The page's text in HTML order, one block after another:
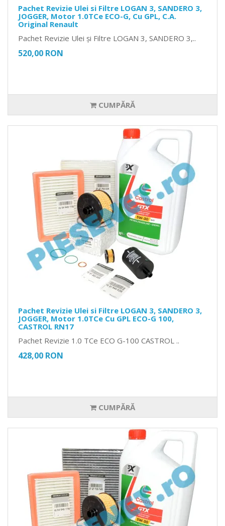
Pachet Revizie Ulei si Filtre LOGAN 3, SANDERO 3,
JOGGER, Motor 1.0TCe ECO-G, Cu GPL, C.A.
Original Renault
Pachet Revizie Ulei și Filtre LOGAN 3, SANDERO 3,..
520,00 RON
CUMPĂRĂ
Pachet Revizie Ulei si Filtre LOGAN 3, SANDERO 3,
JOGGER, Motor 1.0TCe Cu GPL ECO-G 100,
CASTROL RN17
Pachet Revizie 1.0 TCe ECO G-100 CASTROL ..
428,00 RON
CUMPĂRĂ